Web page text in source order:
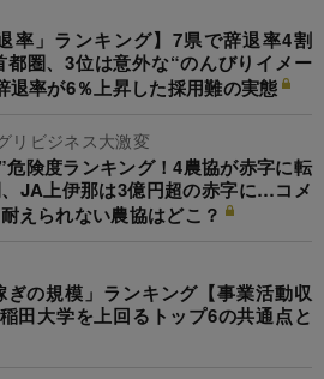
率」ランキング】7県で辞退率4割
圏、3位は意外な“のんびりイメー
率が6％上昇した採用難の実態
リビジネス大激変
危険度ランキング！4農協が赤字に転
JA上伊那は3億円超の赤字に…コメ
えられない農協はどこ？
の規模」ランキング【事業活動収
田大学を上回るトップ6の共通点と